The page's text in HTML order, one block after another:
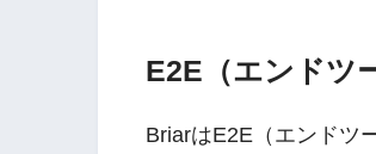
E2E（エンドツ
BriarはE2E（エンドツ